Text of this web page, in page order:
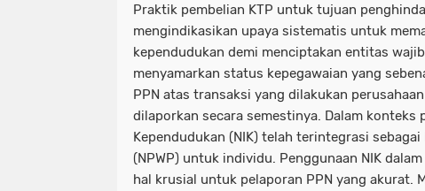
Praktik pembelian KTP untuk tujuan
mengindikasikan upaya sistematis untuk
kependudukan demi menciptakan entitas
menyamarkan status kepegawaian yang
PPN atas transaksi yang dilakukan
dilaporkan secara semestinya. Dalam konteks
Kependudukan (NIK) telah terintegrasi
(NPWP) untuk individu. Penggunaan NIK
hal krusial untuk pelaporan PPN yang akurat.